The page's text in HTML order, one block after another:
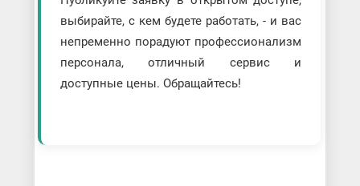
выбирайте, с кем будете работать, - и вас
непременно порадуют профессионализм
персонала, отличный сервис и
доступные цены. Обращайтесь!